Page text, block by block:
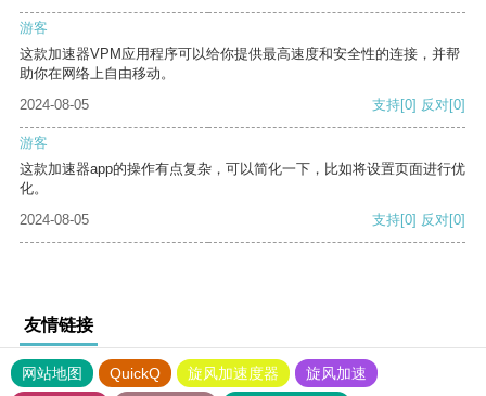
游客
这款加速器VPM应用程序可以给你提供最高速度和安全性的连接，并帮
助你在网络上自由移动。
2024-08-05
支持[0] 反对[0]
游客
这款加速器app的操作有点复杂，可以简化一下，比如将设置页面进行优
化。
2024-08-05
支持[0] 反对[0]
友情链接
网站地图 QuickQ 旋风加速度器
旋风加速